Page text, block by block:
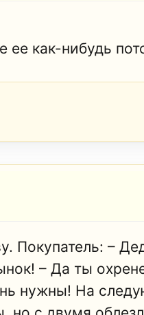
ее как-нибудь
Покупатель: –
– Да ты
нужны! На